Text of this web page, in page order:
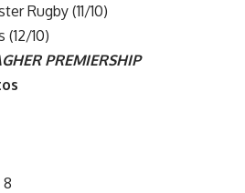
Rugby (11/10)
(12/10)
PREMIERSHIP